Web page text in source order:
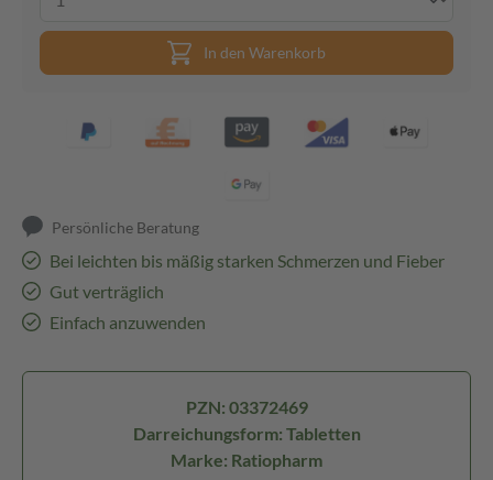
In den Warenkorb
Persönliche Beratung
Bei leichten bis mäßig starken Schmerzen und Fieber
Gut verträglich
Einfach anzuwenden
PZN: 03372469
Darreichungsform: Tabletten
Marke: Ratiopharm